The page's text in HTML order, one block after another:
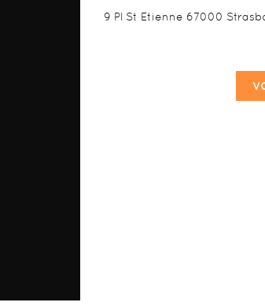
9 Pl St Etienne 67000